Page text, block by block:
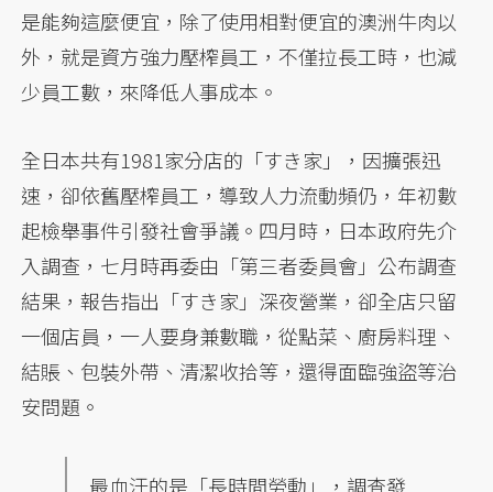
是能夠這麼便宜，除了使用相對便宜的澳洲牛肉以
外，就是資方強力壓榨員工，不僅拉長工時，也減
少員工數，來降低人事成本。
全日本共有1981家分店的「すき家」，因擴張迅
速，卻依舊壓榨員工，導致人力流動頻仍，年初數
起檢舉事件引發社會爭議。四月時，日本政府先介
入調查，七月時再委由「第三者委員會」公布調查
結果，報告指出「すき家」深夜營業，卻全店只留
一個店員，一人要身兼數職，從點菜、廚房料理、
結賬、包裝外帶、清潔收拾等，還得面臨強盜等治
安問題。
最血汗的是「長時間勞動」，調查發